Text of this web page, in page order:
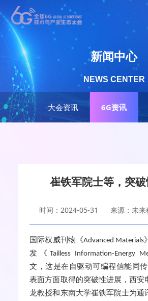
大会资讯 6G资讯
新闻中心
NEWS CENTER
崔铁军院士等，突
时间：2024-05-31 来源：未
国际权威刊物《Advanced Materials
发《Tailless Information-Energy
文，这是在自驱动可编程信能同
表面方面取得的突破性进展，西安
龙教授和东南大学崔铁军院士为通